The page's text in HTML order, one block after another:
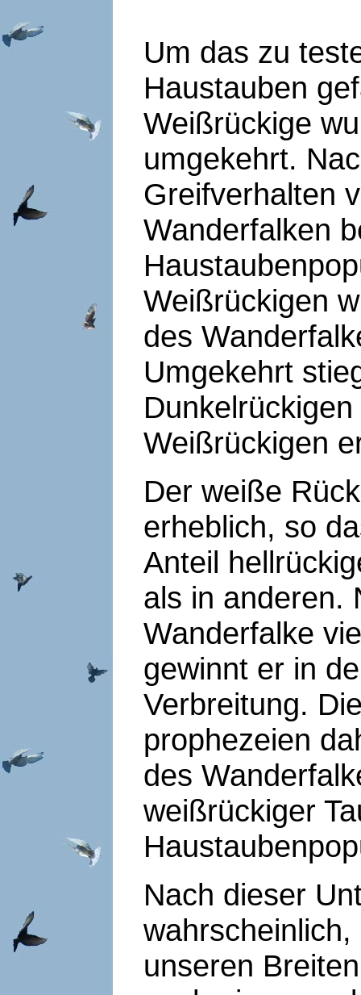
Um das zu
Haustauben
Weißrückige
umgekehrt.
Greifverhalten
Wanderfalken
Weißrückigen
des
Umgekehrt
Weißrückigen
Der weiße
erheblich, so
Anteil
als in anderen.
Wanderfalke
gewinnt er in
Verbreitung.
prophezeien
des
weißrückiger
Nach dieser
unseren